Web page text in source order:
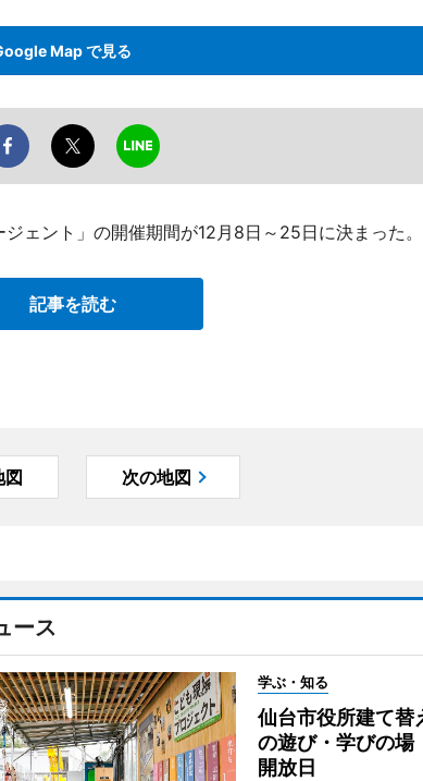
Map で見る
ェント」の開催期間が12月8日～25日に決まった。
記事を読む
図 次の地図
ース
学ぶ・知る
仙台市役所建て替
の遊び・学びの
開放日